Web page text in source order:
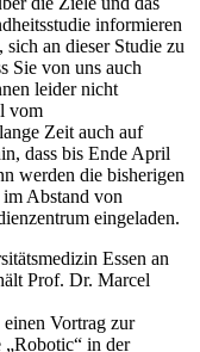
informieren
an dieser Studie zu
Sie von uns auch
leider nicht
vom
Zeit auch auf
dass bis Ende April
werden die bisherigen
Abstand von
eingeladen.
Essen an
Prof. Dr. Marcel
Vortrag zur
in der